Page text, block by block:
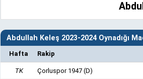
Abdullah Keleş 2023-2024 Oynadığı
Hafta Rakip
TK Çorluspor 1947 (D)